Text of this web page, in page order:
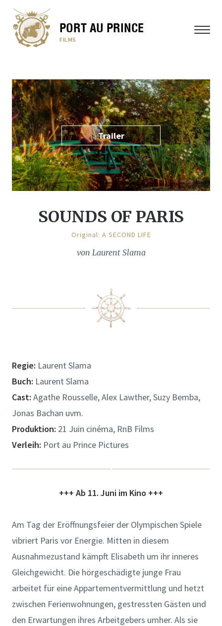
PORT AU PRINCE
FILMS
MENÜ
Trailer
SOUNDS OF PARIS
Original: A SECOND LIFE
von Laurent Slama
Regie: Laurent Slama
Buch: Laurent Slama
Cast: Agathe Rousselle, Alex Lawther, Suzy Bemba,
Jonas Bachan uvm.
Produktion: 21 Juin cinéma, RnB Films
Verleih: Port au Prince Pictures
+++ Ab 11. Juni im Kino +++
Am Tag der Eröffnungsfeier der Olympischen Spiele
vibriert Paris vor Energie. Mitten in diesem
Ausnahmezustand kämpft Elisabeth um ihr inneres
Gleichgewicht. Die hörgeschädigte junge Frau
arbeitet für eine Appartementvermittlung und hetzt
zwischen Ferienwohnungen, gestressten Gästen und
den Erwartungen ihres Arbeitgebers umher. Als sie